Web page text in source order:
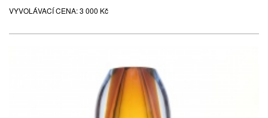
VYVOLÁVACÍ CENA:3 000 Kč